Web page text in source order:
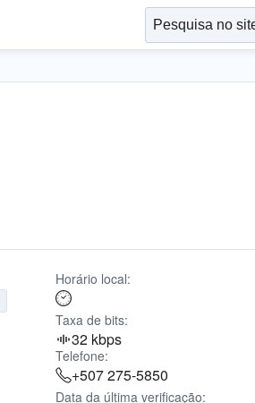
Horário local:
Taxa de bits:
32 kbps
Telefone:
+507 275-5850
Data da última verificação: